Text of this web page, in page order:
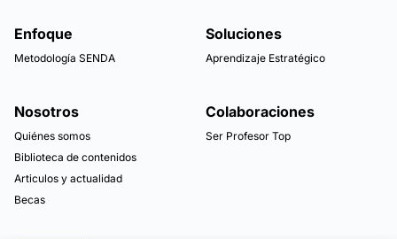
Enfoque
Metodología SENDA
Soluciones
Aprendizaje Estratégico
Nosotros
Quiénes somos
Biblioteca de contenidos
Articulos y actualidad
Becas
Colaboraciones
Ser Profesor Top